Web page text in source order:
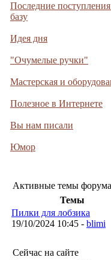
Последние
базу
Идея дня
"Очумелые ручки"
Мастерская и
Полезное в Интернете
Вы нам писали
Юмор
Активные темы форума
Темы
Пилки для лобзика
19/10/2024 10:45 - blimi
Сейчас на сайте